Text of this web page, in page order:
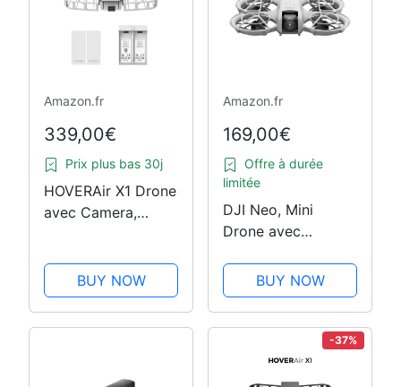
Amazon.fr
339,00€
Prix plus bas 30j
HOVERAir X1 Drone
avec Camera,
Mains Libres, Mine
Drone avec Vidéo
BUY NOW
Amazon.fr
169,00€
Offre à durée
limitée
DJI Neo, Mini
Drone avec
HD pour Adultes,
Drone Suiveur qui
Vole Seul de 135 g,
Décollage de la
Main, Suivi de
Sujet, QuickShots,
BUY NOW
-37%